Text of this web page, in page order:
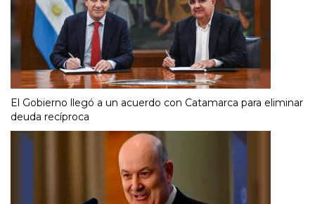
El Gobierno llegó a un acuerdo con Catamarca para eliminar
deuda recíproca